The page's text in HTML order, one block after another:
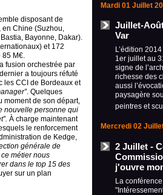
disposant de
en Chine (Suzhou,
Bayonne, Dakar).
et 172
85 M€.
fusion orchestrée par
a toujours réfuté
les CCI de Bordeaux et
. Quelques
moment de son départ,
nouvelle personne qui
À charge maintenant
le renforcement
de Kedge,
générale de
métier nous
dans le top 15 des
sur un plan
Mardi 01 Juillet
Juillet-
Var
L’édition
1er juillet au
signe de
richesse des
aussi
paysagère
peintres et
Mercredi 02
2 Juillet -
j'ouvre
La